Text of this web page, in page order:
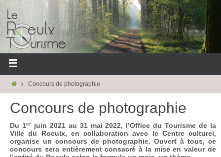
Concours de photographie
Concours de photographie
Du 1erjuin 2021 au 31 mai 2022, l’Office du Tourisme de la
Ville du Roeulx, en collaboration avec le Centre culturel,
organise un concours de photographie. Ouvert à tous, ce
concours sera entièrement consacré à la mise en valeur de